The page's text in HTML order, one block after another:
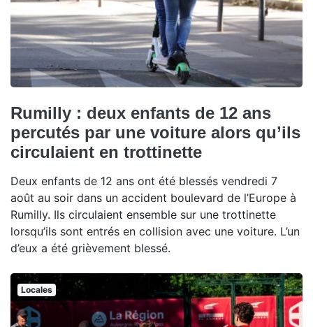
Rumilly : deux enfants de 12 ans
percutés par une voiture alors qu’ils
circulaient en trottinette
Deux enfants de 12 ans ont été blessés vendredi 7
août au soir dans un accident boulevard de l’Europe à
Rumilly. Ils circulaient ensemble sur une trottinette
lorsqu’ils sont entrés en collision avec une voiture. L’un
d’eux a été grièvement blessé.
Locales